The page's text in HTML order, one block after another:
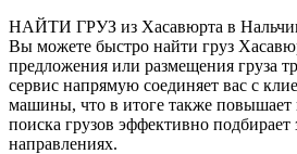
НАЙТИ ГРУЗ из Хасавюрта в
Вы можете быстро найти груз
предложения или размещения груза
сервис напрямую соединяет вас с
машины, что в итоге также
поиска грузов эффективно
направлениях.